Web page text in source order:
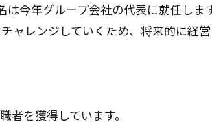
今年グループ会社の代表に就任します
ャレンジしていくため、将来的に経
を獲得しています。